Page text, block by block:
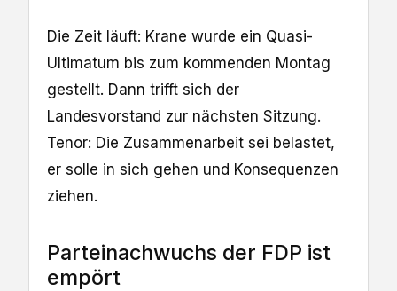
Die Zeit läuft: Krane wurde ein Quasi-
Ultimatum bis zum kommenden Montag
gestellt. Dann trifft sich der
Landesvorstand zur nächsten Sitzung.
Tenor: Die Zusammenarbeit sei belastet,
er solle in sich gehen und Konsequenzen
ziehen.
Parteinachwuchs der FDP ist
empört